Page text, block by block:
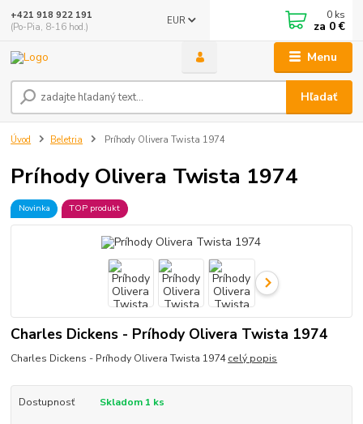
Menu
EUR
Hľadať
+421 918 922 191
(Po-Pia, 8-16 hod.)
0 ks
za 0 €
Úvod Beletria Príhody Olivera Twista 1974
Príhody Olivera Twista 1974
Novinka TOP produkt
Charles Dickens - Príhody Olivera Twista 1974
Charles Dickens - Príhody Olivera Twista 1974celý popis
Dostupnosť Skladom 1 ks